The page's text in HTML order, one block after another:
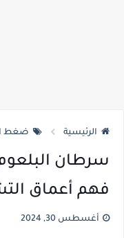
الرئيسية ضغط
سرطان
فهم أعماق
أغسطس 30, 2024